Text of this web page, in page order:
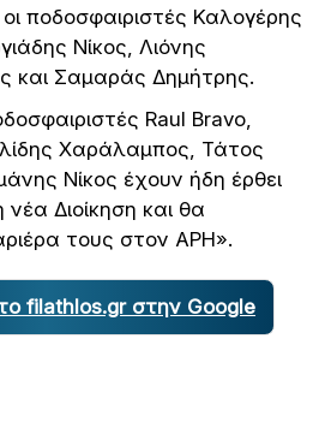
ποδοσφαιριστές Καλογέρης
Νίκος, Λιόνης
και Σαμαράς Δημήτρης.
Raul Bravo,
Χαράλαμπος, Τάτος
Νίκος έχουν ήδη έρθει
Διοίκηση και θα
τους στον ΑΡΗ».
filathlos.gr στην Google